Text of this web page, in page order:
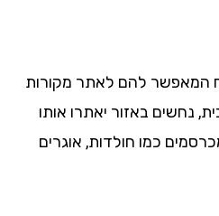
המאפשר להם לאתר מקורות
נחשים באזור יאתרו אותו
כמו חולדות, אוגרים